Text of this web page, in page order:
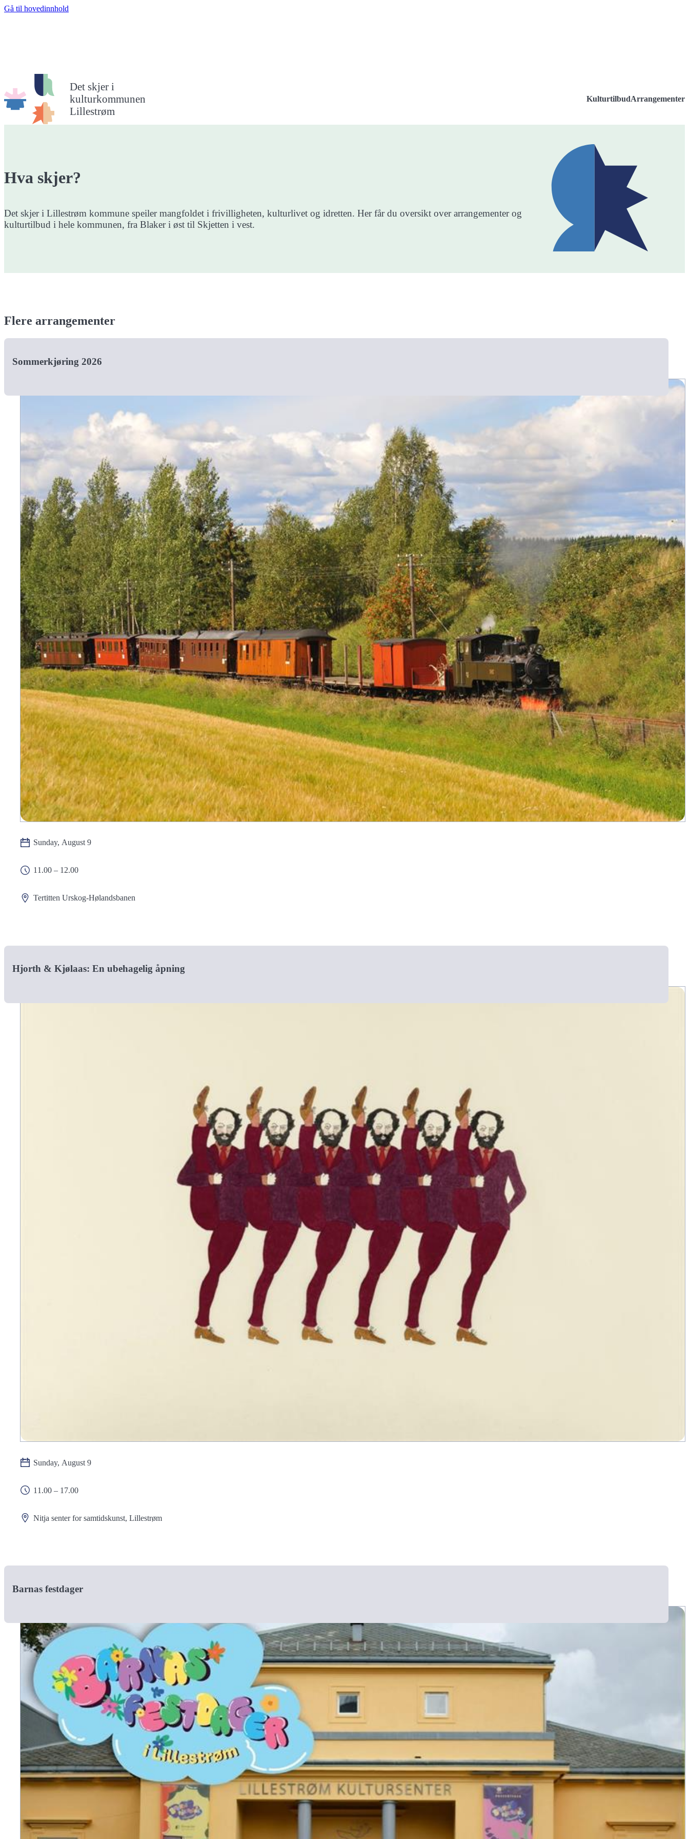
Gå til hovedinnhold
Det skjer i
kulturkommunen
Lillestrøm
KulturtilbudArrangementer
Hva skjer?
Det skjer i Lillestrøm kommune speiler mangfoldet i frivilligheten, kulturlivet og idretten. Her får du oversikt over arrangementer og
kulturtilbud i hele kommunen, fra Blaker i øst til Skjetten i vest.
Flere arrangementer
Sommerkjøring 2026
Sunday, August 9
11.00 – 12.00
Tertitten Urskog-Hølandsbanen
Hjorth & Kjølaas: En ubehagelig åpning
Sunday, August 9
11.00 – 17.00
Nitja senter for samtidskunst, Lillestrøm
Barnas festdager